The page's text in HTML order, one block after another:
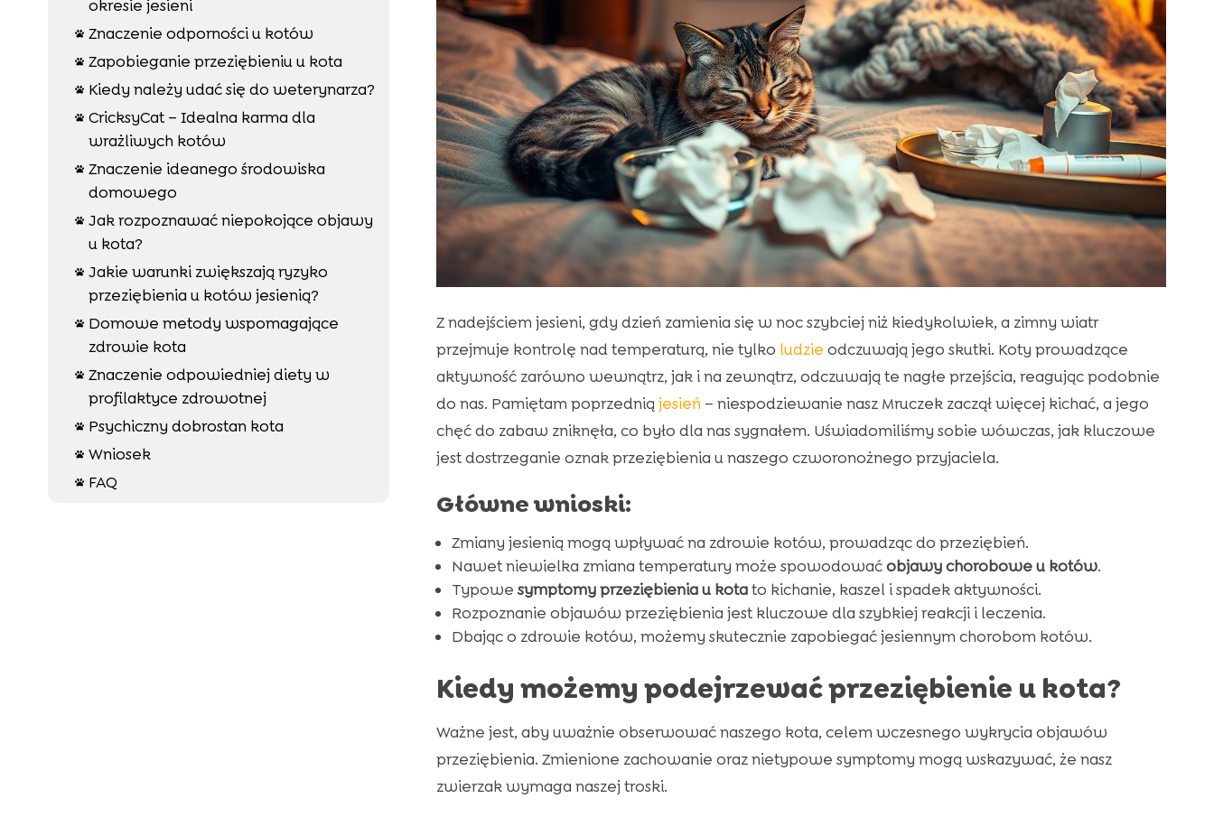
okresie jesieni
 Znaczenie odporności u kotów
 Zapobieganie przeziębieniu u kota
 Kiedy należy udać się do weterynarza?
 CricksyCat – Idealna karma dla
wrażliwych kotów
 Znaczenie ideanego środowiska
domowego
 Jak rozpoznawać niepokojące objawy
u kota?
 Jakie warunki zwiększają ryzyko
przeziębienia u kotów jesienią?

Domowe metody wspomagające
zdrowie kota
 Znaczenie odpowiedniej diety w
profilaktyce zdrowotnej
 Psychiczny dobrostan kota
 Wniosek
 FAQ
Z nadejściem jesieni, gdy dzień zamienia się w noc szybciej niż kiedykolwiek, a zimny wiatr
przejmuje kontrolę nad temperaturą, nie tylko ludzie odczuwają jego skutki. Koty prowadzące
aktywność zarówno wewnątrz, jak i na zewnątrz, odczuwają te nagłe przejścia, reagując podobnie
do nas. Pamiętam poprzednią jesień – niespodziewanie nasz Mruczek zaczął więcej kichać, a jego
chęć do zabaw zniknęła, co było dla nas sygnałem. Uświadomiliśmy sobie wówczas, jak kluczowe
jest dostrzeganie oznak przeziębienia u naszego czworonożnego przyjaciela.
Główne wnioski:
Zmiany jesienią mogą wpływać na zdrowie kotów, prowadząc do przeziębień.
Nawet niewielka zmiana temperatury może spowodowaćobjawy chorobowe u kotów.
Typowe symptomy przeziębienia u kotato kichanie, kaszel i spadek aktywności.
Rozpoznanie objawów przeziębienia jest kluczowe dla szybkiej reakcji i leczenia.
Dbając o zdrowie kotów, możemy skutecznie zapobiegać jesiennym chorobom kotów.
Kiedy możemy podejrzewać przeziębienie u kota?
Ważne jest, aby uważnie obserwować naszego kota, celem wczesnego wykrycia objawów
przeziębienia. Zmienione zachowanie oraz nietypowe symptomy mogą wskazywać, że nasz
zwierzak wymaga naszej troski.